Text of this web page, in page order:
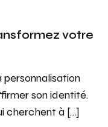
votre
personnalisation
son identité.
cherchent à […]